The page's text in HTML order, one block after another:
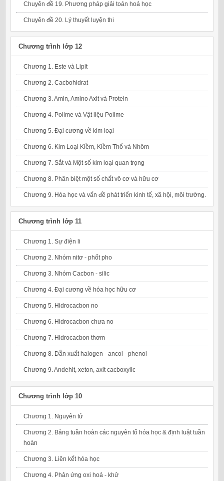
Chuyên đề 19. Phương pháp giải toán hoá học
Chuyên đề 20. Lý thuyết luyện thi
Chương trình lớp 12
Chương 1. Este và Lipit
Chương 2. Cacbohidrat
Chương 3. Amin, Amino Axit và Protein
Chương 4. Polime và Vật liệu Polime
Chương 5. Đại cương về kim loại
Chương 6. Kim Loại Kiềm, Kiềm Thổ và Nhôm
Chương 7. Sắt và Một số kim loại quan trọng
Chương 8. Phân biệt một số chất vô cơ và hữu cơ
Chương 9. Hóa học và vấn đề phát triển kinh tế, xã hội, môi trường.
Chương trình lớp 11
Chương 1. Sự điện li
Chương 2. Nhóm nitơ - phốt pho
Chương 3. Nhóm Cacbon - silic
Chương 4. Đại cương về hóa học hữu cơ
Chương 5. Hidrocacbon no
Chương 6. Hidrocacbon chưa no
Chương 7. Hidrocacbon thơm
Chương 8. Dẫn xuất halogen - ancol - phenol
Chương 9. Andehit, xeton, axit cacboxylic
Chương trình lớp 10
Chương 1. Nguyên tử
Chương 2. Bảng tuần hoàn các nguyên tố hóa học & định luật tuần
hoàn
Chương 3. Liên kết hóa học
Chương 4. Phản ứng oxi hoá - khử